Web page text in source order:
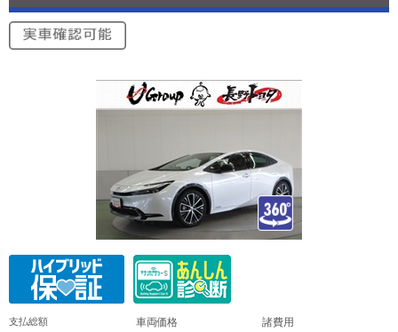
支払総額 車両価格 諸費用